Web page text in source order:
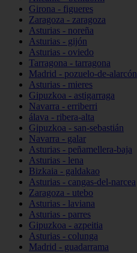
Girona - figueres
Zaragoza - zaragoza
Asturias - noreña
Asturias - gijón
Asturias - oviedo
Tarragona - tarragona
Madrid - pozuelo-de-alarcón
Asturias - mieres
Gipuzkoa - astigarraga
Navarra - erriberri
álava - ribera-alta
Gipuzkoa - san-sebastián
Navarra - galar
Asturias - peñamellera-baja
Asturias - lena
Bizkaia - galdakao
Asturias - cangas-del-narcea
Zaragoza - utebo
Asturias - laviana
Asturias - parres
Gipuzkoa - azpeitia
Asturias - colunga
Madrid - guadarrama